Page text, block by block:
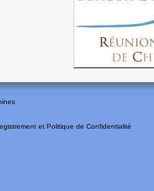
et Politique de Confidentialité